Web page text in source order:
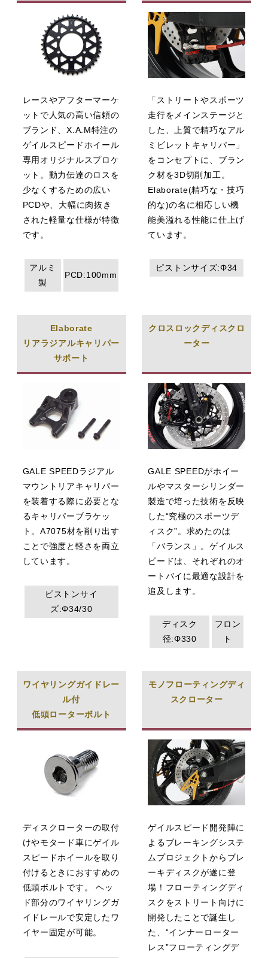
レースやアフターマーケ
ットで人気の高い信頼の
ブランド、X.A.M特注の
ゲイルスピードホイール
専用オリジナルスプロケ
ット。動力伝達のロスを
少なくするための広い
PCDや、大幅に肉抜き
された軽量な仕様が特徴
です。
アルミ
製
PCD:100mm
「ストリートやスポーツ
走行をメインステージと
した、上質で精巧なアル
ミビレットキャリパー」
をコンセプトに、ブラン
ク材を3D切削加工。
Elaborate(精巧な・技巧
的な)の名に相応しい機
能美溢れる性能に仕上げ
ています。
ピストンサイズ:Φ34
Elaborate
リアラジアルキャリパー
サポート
GALE SPEEDラジアル
マウントリアキャリパー
を装着する際に必要とな
るキャリパーブラケッ
ト。A7075材を削り出す
ことで強度と軽さを両立
しています。
ピストンサイ
ズ:Φ34/30
クロスロックディスクロ
ーター
GALE SPEEDがホイー
ルやマスターシリンダー
製造で培った技術を反映
した“究極のスポーツデ
ィスク”。求めたのは
「バランス」。ゲイルス
ピードは、それぞれのオ
ートバイに最適な設計を
追及します。
ディスク
径:Φ330
フロン
ト
ワイヤリングガイドレー
ル付
低頭ローターボルト
ディスクローターの取付
けやモタード車にゲイル
スピードホイールを取り
付けるときにおすすめの
低頭ボルトです。 ヘッ
ド部分のワイヤリングガ
イドレールで安定したワ
イヤー固定が可能。
モノフローティングディ
スクローター
ゲイルスピード開発陣に
よるブレーキングシステ
ムプロジェクトからブレ
ーキディスクが遂に登
場！フローティングディ
スクをストリート向けに
開発したことで誕生し
た、“インナーローター
レス”フローティングデ